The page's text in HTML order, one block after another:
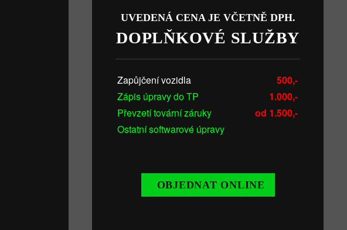
UVEDENÁ CENA JE VČETNĚ DPH.
DOPLŇKOVÉ SLUŽBY
Zapůjčení vozidla
500,-
Zápis úpravy do TP
1.000,-
Převzetí tovární záruky
od 1.500,-
Ostatní softwarové úpravy
OBJEDNAT ONLINE